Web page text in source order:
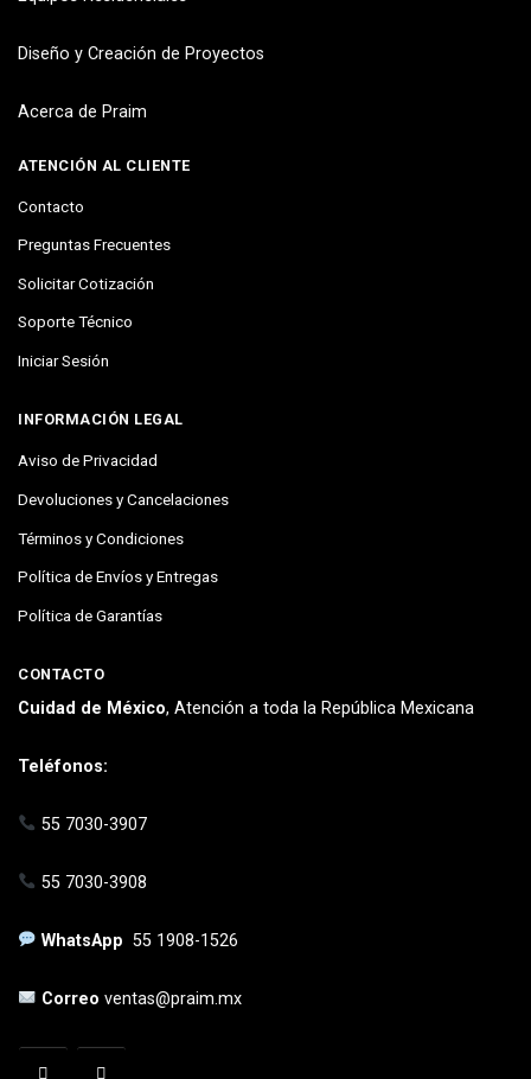
Diseño y Creación de Proyectos
Acerca de Praim
ATENCIÓN AL CLIENTE
Contacto
Preguntas Frecuentes
Solicitar Cotización
Soporte Técnico
Iniciar Sesión
INFORMACIÓN LEGAL
Aviso de Privacidad
Devoluciones y Cancelaciones
Términos y Condiciones
Política de Envíos y Entregas
Política de Garantías
CONTACTO
Cuidad de México, Atención a toda la República Mexicana
Teléfonos:
55 7030-3907
55 7030-3908
WhatsApp55 1908-1526
Correoventas@praim.mx